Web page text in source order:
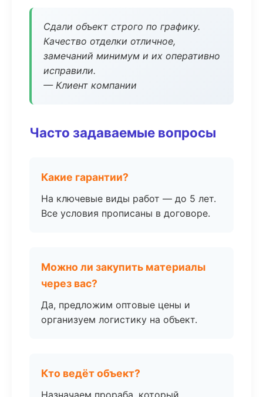
Сдали объект строго по графику.
Качество отделки отличное,
замечаний минимум и их оперативно
исправили.
— Клиент компании
Часто задаваемые вопросы
Какие гарантии?
На ключевые виды работ — до 5 лет.
Все условия прописаны в договоре.
Можно ли закупить материалы
через вас?
Да, предложим оптовые цены и
организуем логистику на объект.
Кто ведёт объект?
Назначаем прораба, который